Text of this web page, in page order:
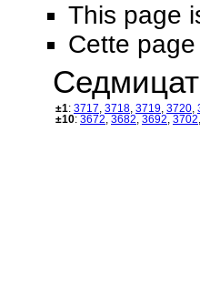
This page
Cette
±1: 3717 3718 3719 3720
±10: 3672 3682 3692 3702